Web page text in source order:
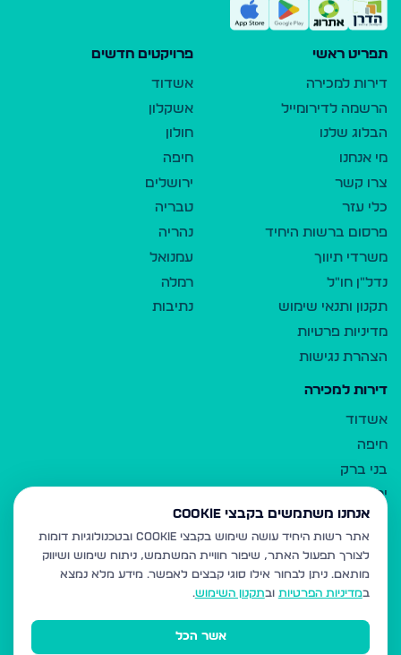
תפריט ראשי
דירות למכירה
הרשמה לדירומייל
הבלוג שלנו
מי אנחנו
צרו קשר
כלי עזר
פרסום ברשות היחיד
משרדי תיווך
נדל"ן חו"ל
תקנון ותנאי שימוש
מדיניות פרטיות
הצהרת נגישות
פרויקטים חדשים
אשדוד
אשקלון
חולון
חיפה
ירושלים
טבריה
נהריה
עמנואל
רמלה
נתיבות
דירות למכירה
אשדוד
חיפה
בני ברק
ירושלים
אלעד
גבעת זאב
בית שמש
רכסים
מודיעין עילית
אנחנו משתמשים בקבצי Cookie
אתר רשות היחיד עושה שימוש בקבצי Cookie ובטכנולוגיות דומות
לצורך תפעול האתר, שיפור חוויית המשתמש, ניתוח שימוש ושיווק
מותאם. ניתן לבחור אילו סוגי קבצים לאפשר. מידע מלא נמצא
במדיניות הפרטיות ובתקנון השימוש.
אשר הכל